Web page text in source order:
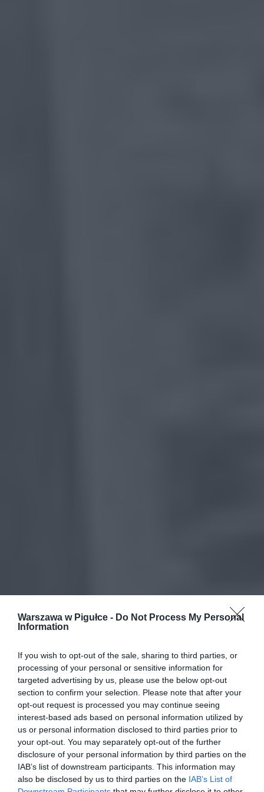
Warszawa w Pigułce - Do Not Process My Personal
Information
If you wish to opt-out of the sale, sharing to third parties, or
processing of your personal or sensitive information for
targeted advertising by us, please use the below opt-out
section to confirm your selection. Please note that after your
opt-out request is processed you may continue seeing
interest-based ads based on personal information utilized by
us or personal information disclosed to third parties prior to
your opt-out. You may separately opt-out of the further
disclosure of your personal information by third parties on the
IAB’s list of downstream participants. This information may
also be disclosed by us to third parties on the IAB’s List of